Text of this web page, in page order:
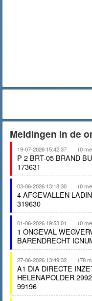
Meldingen in de
19-07-2026 15:42:37 (0
P 2 BRT-05 BRAND
173631
03-06-2026 13:18:30 (0
4 AFGEVALLEN
319630
01-06-2026 19:53:01 (0
1 ONGEVAL
BARENDRECHT
27-06-2026 13:49:32 (78
A1 DIA DIRECTE
HELENAPOLDER
99196